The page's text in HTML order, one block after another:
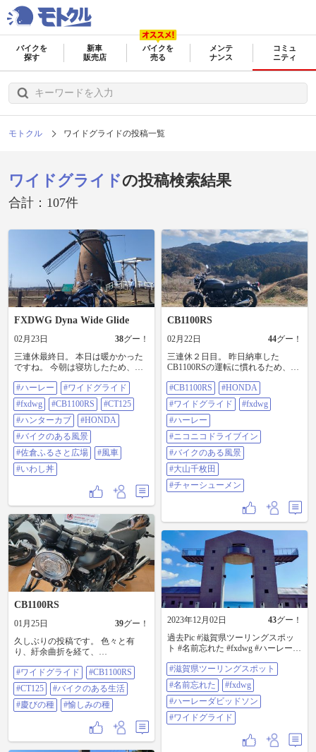
バイクを
探す
新車
販売店
バイクを
売る
メンテ
ナンス
コミュ
ニティ
モトクル ワイドグライドの投稿一覧
ワイドグライドの投稿検索結果
合計：107件
FXDWG Dyna Wide Glide
02月23日 38グー！
三連休最終日。 本日は暖かかった
ですね。 今朝は寝坊したため、ツ
いわし丼を食べに行きました。帰
路途中で風車をバックに撮影&ソフ
トクリームを食しました。 本日の
相棒はハーレーワイドグライドで
す。 100km程度のプチツーリング
でしたが、乗れて良かったです。
昨日はCB1100RS，今日はハーレー
ワイドグライド。 連日同じ空冷エ
ンジンのバイクに乗りましたが、
両方とも図太い音とトルク感では
共通ですが、上品なサウンドと、
荒々しいサウンドという観点で全
く異なる楽しみ方ができる事を体
感しました。やはり両者の棲み分
けは可能と判断しました。 これか
らも、ハンターカブを加えた３台
を大切に永く乗り続け、バイクラ
イフを楽しめたらと思います。 そ
のために日々の仕事を頑張り、心
身ともに健康でいたいですね。 #ハ
ーレー #ワイドグライド #fxdwg
#CB1100RS #CT125 #ハンターカブ
#HONDA #バイクのある風景 #佐倉
#ハーレー
#ワイドグライド
#fxdwg
#CB1100RS
#CT125
#ハンターカブ
#HONDA
#バイクのある風景
#佐倉ふるさと広場
#風車
#いわし丼
CB1100RS
02月22日 44グー！
三連休２日目。 昨日納車した
CB1100RSの運転に慣れるため、千
した。 目的地は鴨川市にある大山
千枚田です。 昼ごはんは富津にあ
るドライブインで、チャーシュー
メンを食べました。味は昔ながら
の中華そばで美味しかったです
が、驚くべきはその値段で、なん
と670円！！今の物価高の御時世で
この値段はとても嬉しい😄メニュ
ー表も添付しますのでご参考にど
うぞ。 道中、軽いワインディング
道を走りました。CBのライディン
グポジションがやや前傾なため、
カーブラインが描きやすいのかな
せいか、中々思うように扱えない
ですね。 変な話、ハーレーワイド
グライドの方が上手く操作が出来
きるし、小回りも効かせられます
(笑)。もっと慣れなくては・・。 と
はいえ、今日は一般道を１５０km
位乗り、少しずつ感覚を掴むこと
ができました。 明日も天気が良
く、更に気温が春並み20℃を超え
るみたいですね。せっかくの天気
なので明日も乗りたいと思います♫
#CB1100RS #HONDA #ワイドグラ
イド #fxdwg #ハーレー #ニコニコド
ライブイン ＃バイクのある風景 ＃
大山千枚田 ＃チャーシューメン
#CB1100RS
#HONDA
#ワイドグライド
#fxdwg
#ハーレー
#ニコニコドライブイン
#バイクのある風景
#大山千枚田
#チャーシューメン
CB1100RS
01月25日 39グー！
久しぶりの投稿です。 色々と有
り、紆余曲折を経て、
とにしました。 本日契約し、納車
は約１ヶ月後です。 既に所有して
いるハーレーと、CB1100RSは共に
空冷エンジンで低速でゆったりと
クに求める物が似たようなバイク
なのですが、自分の中での棲み分
#ワイドグライド
#CB1100RS
#CT125
#バイクのある生活
#慶びの種
#愉しみの種
2023年12月02日 43グー！
過去Pic #滋賀県ツーリングスポッ
ト #名前忘れた #fxdwg #ハーレーダ
#滋賀県ツーリングスポット
#名前忘れた
#fxdwg
#ハーレーダビッドソン
#ワイドグライド